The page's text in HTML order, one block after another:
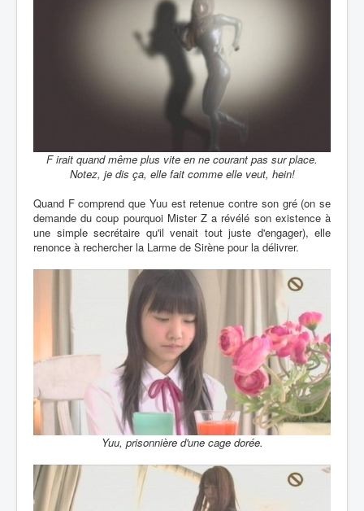
F irait quand même plus vite en ne courant pas sur place.
Notez, je dis ça, elle fait comme elle veut, hein!
Quand F comprend que Yuu est retenue contre son gré (on se
demande du coup pourquoi Mister Z a révélé son existence à
une simple secrétaire qu'il venait tout juste d'engager), elle
renonce à rechercher la Larme de Sirène pour la délivrer.
Yuu, prisonnière d'une cage dorée.